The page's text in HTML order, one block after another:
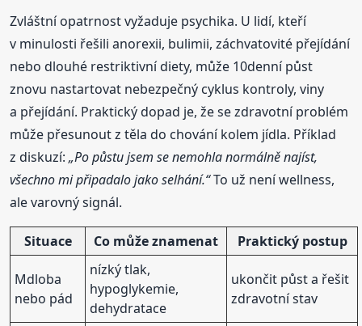
Zvláštní opatrnost vyžaduje psychika. U lidí, kteří
v minulosti řešili anorexii, bulimii, záchvatovité přejídání
nebo dlouhé restriktivní diety, může 10denní půst
znovu nastartovat nebezpečný cyklus kontroly, viny
a přejídání. Praktický dopad je, že se zdravotní problém
může přesunout z těla do chování kolem jídla. Příklad
z diskuzí:„Po půstu jsem se nemohla normálně najíst,
všechno mi připadalo jako selhání.“To už není wellness,
ale varovný signál.
Situace Co může znamenat Praktický postup
Mdloba
nebo pád
nízký tlak,
hypoglykemie,
dehydratace
ukončit půst a řešit
zdravotní stav